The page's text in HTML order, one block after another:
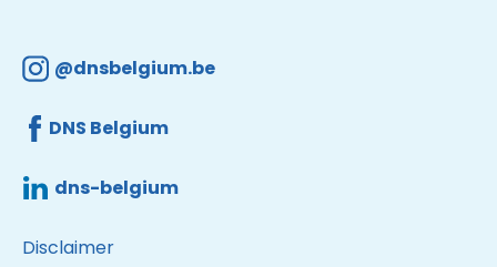
@dnsbelgium.be
DNS Belgium
dns-belgium
Disclaimer